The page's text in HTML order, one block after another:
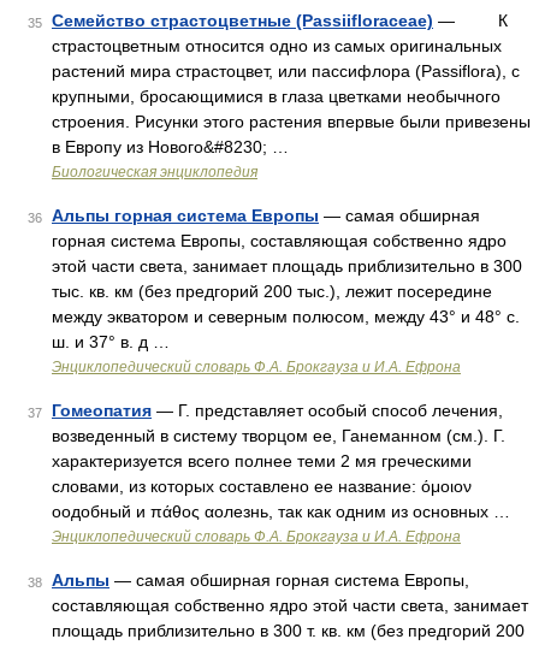
35 Семейство страстоцветные (Passiifloraceae) — К
страстоцветным относится одно из самых оригинальных
растений мира страстоцвет, или пассифлора (Passiflora), с
крупными, бросающимися в глаза цветками необычного
строения. Рисунки этого растения впервые были привезены
в Европу из Нового&#8230; …
Биологическая энциклопедия
36 Альпы горная система Европы — самая обширная
горная система Европы, составляющая собственно ядро
этой части света, занимает площадь приблизительно в 300
тыс. кв. км (без предгорий 200 тыс.), лежит посередине
между экватором и северным полюсом, между 43° и 48° с.
ш. и 37° в. д …
Энциклопедический словарь Ф.А. Брокгауза и И.А. Ефрона
37 Гомеопатия — Г. представляет особый способ лечения,
возведенный в систему творцом ее, Ганеманном (см.). Г.
характеризуется всего полнее теми 2 мя греческими
словами, из которых составлено ее название: όμοιον
οодобный и πάθος αолезнь, так как одним из основных …
Энциклопедический словарь Ф.А. Брокгауза и И.А. Ефрона
38 Альпы — самая обширная горная система Европы,
составляющая собственно ядро этой части света, занимает
площадь приблизительно в 300 т. кв. км (без предгорий 200